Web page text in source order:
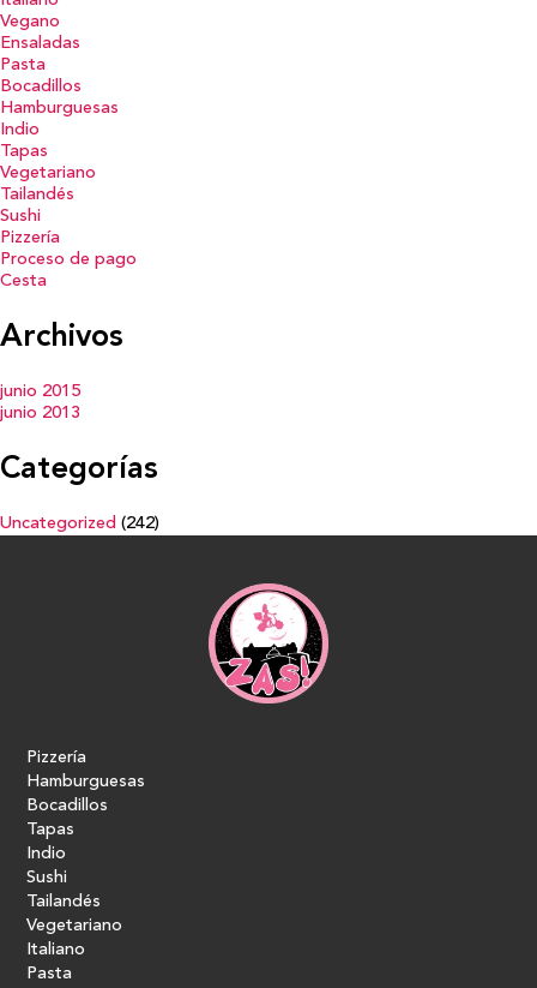
Vegano
Ensaladas
Pasta
Bocadillos
Hamburguesas
Indio
Tapas
Vegetariano
Tailandés
Sushi
Pizzería
Proceso de pago
Cesta
Archivos
junio 2015
junio 2013
Categorías
Uncategorized (242)
Pizzería
Hamburguesas
Bocadillos
Tapas
Indio
Sushi
Tailandés
Vegetariano
Italiano
Pasta